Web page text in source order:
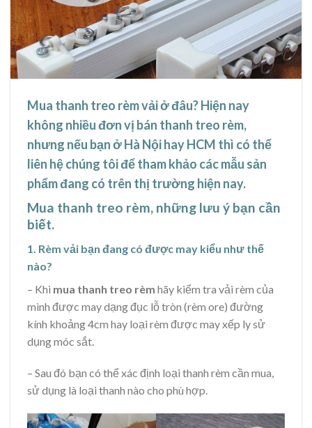
Mua thanh treo rèm vải ở đâu? Hiện nay
không nhiều đơn vị bán thanh treo rèm,
nhưng nếu bạn ở Hà Nội hay HCM thì có thể
liên hệ chúng tôi để tham khảo các mẫu sản
phẩm đang có trên thị trường hiện nay.
Mua thanh treo rèm, những lưu ý bạn cần
biết.
1. Rèm vải bạn đang có được may kiểu như thế
nào?
– Khi mua thanh treo rèm hãy kiểm tra vải rèm của
mình được may dạng đục lỗ tròn (rèm ore) đường
kính khoảng 4cm hay loại rèm được may xếp ly sử
dụng móc sắt.
– Sau đó bạn có thể xác định loại thanh rèm cần mua,
sử dụng là loại thanh nào cho phù hợp.